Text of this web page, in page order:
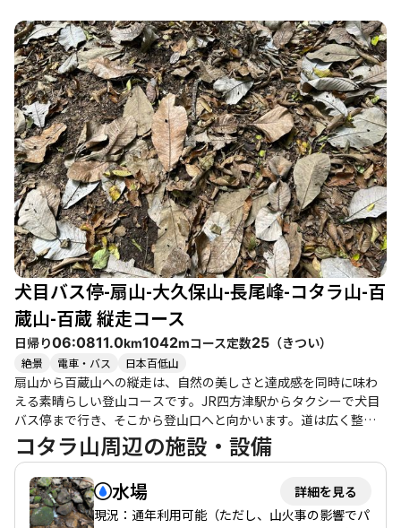
部分も多く、初心者や子供連れでも楽しめるコースです。ただ
し、急登や落ち葉の滑りやすい箇所もあるため、注意が必要で
す。 登山の所要時間は約5〜7時間で、扇山から百蔵山への縦走
は、適度な疲労感と達成感を味わえる絶好のルートです。特に、
山頂では広々としたスペースがあり、レジャーシートを広げての
んびりとランチを楽しむことができます。冬の登山では、温かい
カップ麺が格別で、登山の楽しみの一つです。 また、周辺にはト
トロのオブジェが点在しており、ジブリファンにはたまらないス
ポットです。帰りには、近くの温泉で疲れを癒すこともでき、登
山後の楽しみも充実しています。特に、極楽湯は冬の登山後にぴ
ったりのリフレッシュスポットです。 このコースは、静けさと自
然の美しさを感じながら、富士山を眺めることができる贅沢な体
験を提供してくれます。紅葉の時期や冬の晴れた日には、特に美
しい景観が広がりますので、ぜひ訪れてみてください。
犬目バス停-扇山-大久保山-長尾峰-コタラ山-百
蔵山-百蔵 縦走コース
日帰り06:0811.0km1042mコース定数25 （きつい）
絶景 電車・バス 日本百低山
扇山から百蔵山への縦走は、自然の美しさと達成感を同時に味わ
える素晴らしい登山コースです。JR四方津駅からタクシーで犬目
バス停まで行き、そこから登山口へと向かいます。道は広く整備
されており、初心者から健脚者まで楽しめるコースです。 このコ
ースの魅力は、何と言っても富士山の眺望です。特に百蔵山の山
頂からは、雲の隙間から見える富士山の姿が感動的です。登山者
たちは、晴れた日にはその美しい姿を拝むことができ、また桜や
新緑の季節には、色とりどりの花々が道を彩ります。春にはヒト
コタラ山周辺の施設・設備
水場
詳細を見る
現況：通年利用可能（ただし、山火事の影響でパ